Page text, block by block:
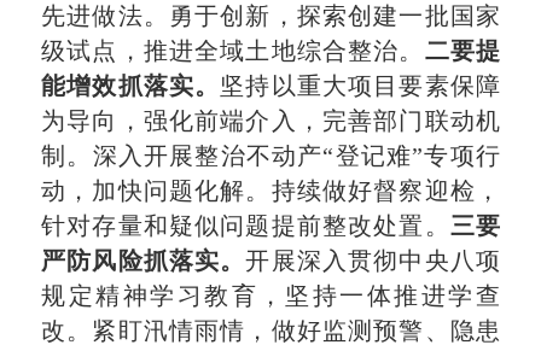
先进做法。勇于创新，探索创建一批国家
级试点，推进全域土地综合整治。 二要提
能增效抓落实。 坚持以重大项目要素保障
为导向，强化前端介入，完善部门联动机
制。深入开展整治不动产“登记难”专项行
动，加快问题化解。持续做好督察迎检，
针对存量和疑似问题提前整改处置。 三要
严防风险抓落实。开展深入贯彻中央八项
规定精神学习教育，坚持一体推进学查
改。紧盯汛情雨情，做好监测预警、隐患